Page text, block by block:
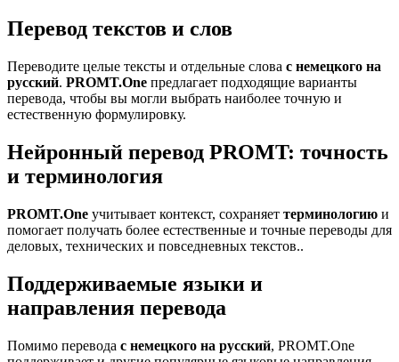
Перевод текстов и слов
Переводите целые тексты и отдельные слова с немецкого на
русский. PROMT.One предлагает подходящие варианты
перевода, чтобы вы могли выбрать наиболее точную и
естественную формулировку.
Нейронный перевод PROMT: точность
и терминология
PROMT.One учитывает контекст, сохраняет терминологию и
помогает получать более естественные и точные переводы для
деловых, технических и повседневных текстов..
Поддерживаемые языки и
направления перевода
Помимо перевода с немецкого на русский, PROMT.One